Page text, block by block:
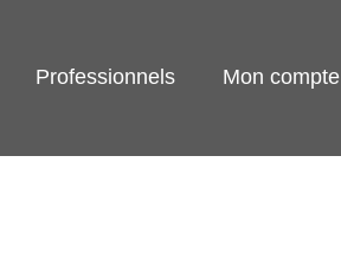
Professionnels Mon compte